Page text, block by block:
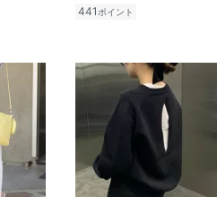
441ポイント